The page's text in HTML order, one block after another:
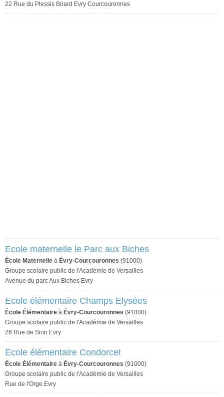
22 Rue du Plessis Briard Evry Courcouronnes
Ecole maternelle le Parc aux Biches
École Maternelle à Évry-Courcouronnes (91000)
Groupe scolaire public de l'Académie de Versailles
Avenue du parc Aux Biches Evry
Ecole élémentaire Champs Elysées
École Élémentaire à Évry-Courcouronnes (91000)
Groupe scolaire public de l'Académie de Versailles
26 Rue de Sion Evry
Ecole élémentaire Condorcet
École Élémentaire à Évry-Courcouronnes (91000)
Groupe scolaire public de l'Académie de Versailles
Rue de l'Orge Evry